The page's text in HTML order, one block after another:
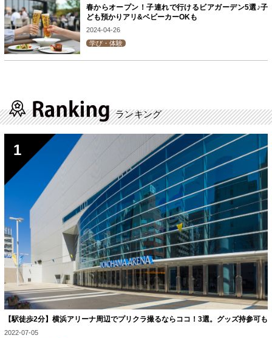
春からオープン！子連れで行けるビアガーデン5選♪子
ども預かりアリ&ベビーカーOKも
2024-04-26
学び・体験
ランキング
【駅徒歩2分】横浜アリーナ周辺でプリクラ撮るならココ！3選。グッズ持参可も
2022-07-05